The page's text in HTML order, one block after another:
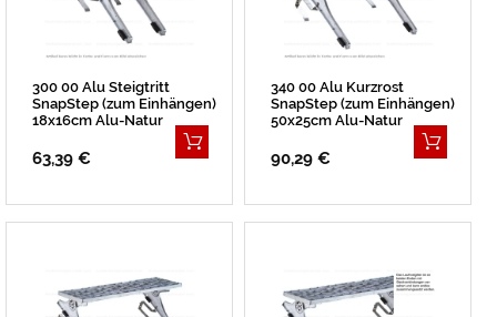
300 00 Alu Steigtritt
SnapStep (zum Einhängen)
18x16cm Alu-Natur
63,39 €
340 00 Alu Kurzrost
SnapStep (zum Einhängen)
50x25cm Alu-Natur
90,29 €